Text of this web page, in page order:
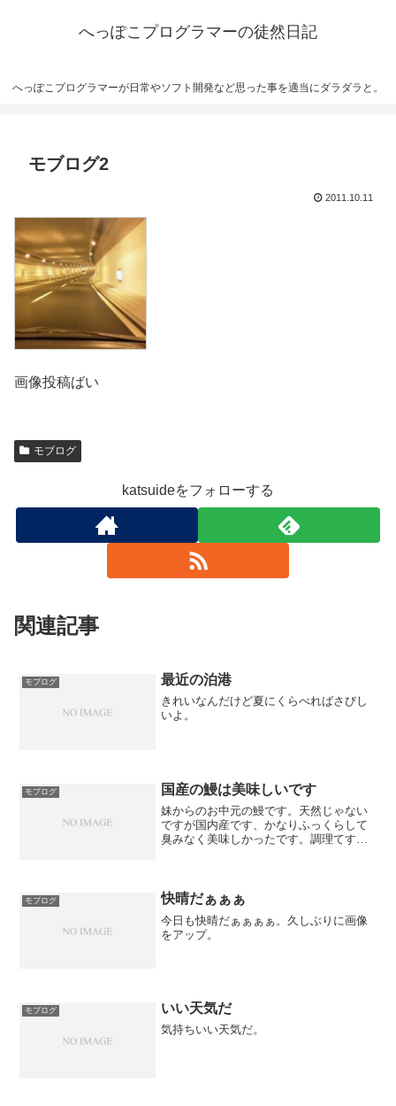
へっぽこプログラマーの徒然日記
へっぽこプログラマーが日常やソフト開発など思った事を適当にダラダラと。
モブログ2
2011.10.11
画像投稿ばい
モブログ
katsuideをフォローする
関連記事
モブログ 最近の泊港
きれいなんだけど夏にくらべればさびし
いよ。
モブログ 国産の鰻は美味しいです
妹からのお中元の鰻です。天然じゃない
ですが国内産です、かなりふっくらして
臭みなく美味しかったです。調理てすぐ
モブログ 快晴だぁぁぁ
今日も快晴だぁぁぁぁ。久しぶりに画像
をアップ。
モブログ いい天気だ
気持ちいい天気だ。